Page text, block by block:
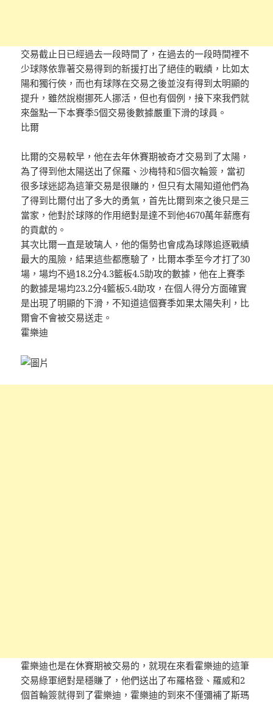
交易截止日已經過去一段時間了，在過去的一段時間裡不
少球隊依靠著交易得到的新援打出了絕佳的戰績，比如太
陽和獨行俠，而也有球隊在交易之後並沒有得到太明顯的
提升，雖然說樹挪死人挪活，但也有個例，接下來我們就
來盤點一下本賽季5個交易後數據嚴重下滑的球員。
比爾
比爾的交易較早，他在去年休賽期被奇才交易到了太陽，
為了得到他太陽送出了保羅、沙梅特和5個次輪簽，當初
很多球迷認為這筆交易是很賺的，但只有太陽知道他們為
了得到比爾付出了多大的勇氣，首先比爾到來之後只是三
當家，他對於球隊的作用絕對是達不到他4670萬年薪應有
的貢獻的。
其次比爾一直是玻璃人，他的傷勢也會成為球隊追逐戰績
最大的風險，結果這些都應驗了，比爾本季至今才打了30
場，場均不過18.2分4.3籃板4.5助攻的數據，他在上賽季
的數據是場均23.2分4籃板5.4助攻，在個人得分方面確實
是出現了明顯的下滑，不知道這個賽季如果太陽失利，比
爾會不會被交易送走。
霍樂迪
霍樂迪也是在休賽期被交易的，就現在來看霍樂迪的這筆
交易綠軍絕對是穩賺了，他們送出了布羅格登、羅威和2
個首輪簽就得到了霍樂迪，霍樂迪的到來不僅彌補了斯瑪